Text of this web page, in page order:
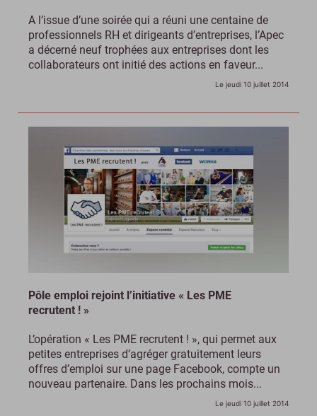
A l’issue d’une soirée qui a réuni une centaine de
professionnels RH et dirigeants d’entreprises, l’Apec
a décerné neuf trophées aux entreprises dont les
collaborateurs ont initié des actions en faveur...
Le jeudi 10 juillet 2014
Pôle emploi rejoint l’initiative « Les PME
recrutent ! »
L’opération « Les PME recrutent ! », qui permet aux
petites entreprises d’agréger gratuitement leurs
offres d’emploi sur une page Facebook, compte un
nouveau partenaire. Dans les prochains mois...
Le jeudi 10 juillet 2014